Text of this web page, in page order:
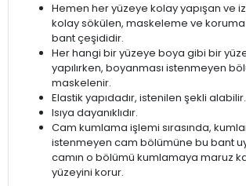
Hemen her yüzeye kolay yapışan ve
kolay sökülen, maskeleme ve koruma
bant çeşididir.
Her hangi bir yüzeye boya gibi bir
yapılırken, boyanması istenmeyen
maskelenir.
Elastik yapıdadır, istenilen şekli alabilir.
Isıya dayanıklıdır.
Cam kumlama işlemi sırasında,
istenmeyen cam bölümüne bu bant
camın o bölümü kumlamaya maruz
yüzeyini korur.